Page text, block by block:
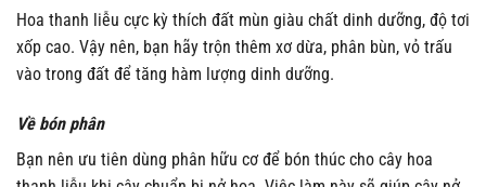
Hoa thanh liễu cực kỳ thích đất mùn giàu chất dinh dưỡng, độ tơi
xốp cao. Vậy nên, bạn hãy trộn thêm xơ dừa, phân bùn, vỏ trấu
vào trong đất để tăng hàm lượng dinh dưỡng.
Về bón phân
Bạn nên ưu tiên dùng phân hữu cơ để bón thúc cho cây hoa